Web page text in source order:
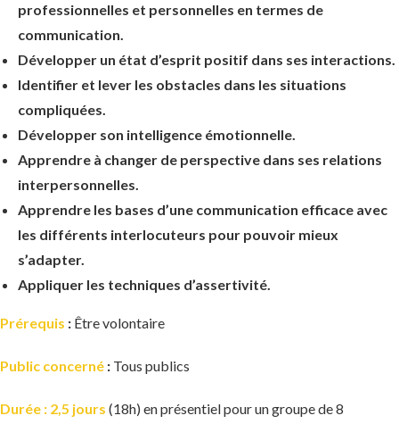
professionnelles et personnelles en termes de
communication.
Développer un état d’esprit positif dans ses interactions.
Identifier et lever les obstacles dans les situations
compliquées.
Développer son intelligence émotionnelle.
Apprendre à changer de perspective dans ses relations
interpersonnelles.
Apprendre les bases d’une communication efficace avec
les différents interlocuteurs pour pouvoir mieux
s’adapter.
Appliquer les techniques d’assertivité.
Prérequis : Être volontaire
Public concerné : Tous publics
Durée : 2,5 jours (18h) en présentiel pour un groupe de 8